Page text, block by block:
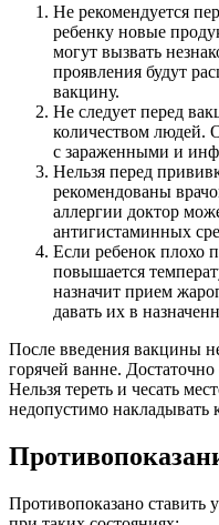
Не рекомендуется
ребенку новые
могут вызвать
проявления будут
вакцину.
Не следует перед
количеством людей.
с зараженными и
Нельзя перед
рекомендованы
аллергии доктор
антигистаминных
Если ребенок плохо
повышается
назначит прием
давать их в
После введения вакцины
горячей ванне.
Нельзя тереть и чесать
недопустимо
Противопоказано ставить